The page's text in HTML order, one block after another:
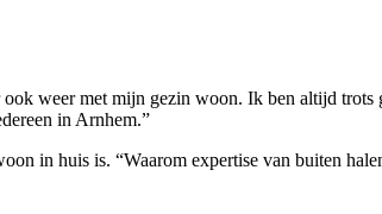
weer met mijn gezin woon. Ik ben altijd trots
in Arnhem.”
in huis is. “Waarom expertise van buiten